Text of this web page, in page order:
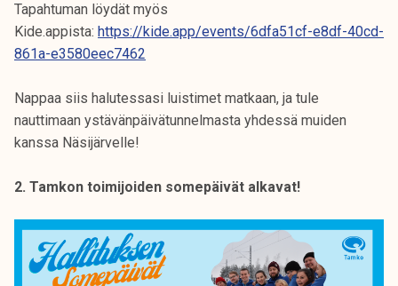
Tapahtuman löydät myös
Kide.appista: https://kide.app/events/6dfa51cf-e8df-40cd-
861a-e3580eec7462
Nappaa siis halutessasi luistimet matkaan, ja tule
nauttimaan ystävänpäivätunnelmasta yhdessä muiden
kanssa Näsijärvelle!
2. Tamkon toimijoiden somepäivät alkavat!